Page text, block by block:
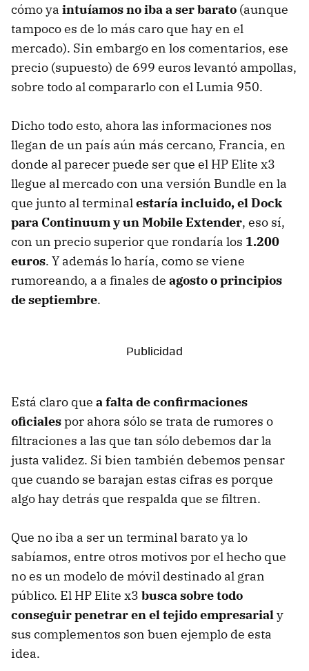
cómo ya intuíamos no iba a ser barato (aunque
tampoco es de lo más caro que hay en el
mercado). Sin embargo en los comentarios, ese
precio (supuesto) de 699 euros levantó ampollas,
sobre todo al compararlo con el Lumia 950.
Dicho todo esto, ahora las informaciones nos
llegan de un país aún más cercano, Francia, en
donde al parecer puede ser que el HP Elite x3
llegue al mercado con una versión Bundle en la
que junto al terminalestaría incluido, el Dock
para Continuum y un Mobile Extender, eso sí,
con un precio superior que rondaría los 1.200
euros. Y además lo haría, como se viene
rumoreando, a a finales de agosto o principios
de septiembre.
Está claro que a falta de confirmaciones
oficialespor ahora sólo se trata de rumores o
filtraciones a las que tan sólo debemos dar la
justa validez. Si bien también debemos pensar
que cuando se barajan estas cifras es porque
algo hay detrás que respalda que se filtren.
Que no iba a ser un terminal barato ya lo
sabíamos, entre otros motivos por el hecho que
no es un modelo de móvil destinado al gran
público. El HP Elite x3 busca sobre todo
conseguir penetrar en el tejido empresarialy
sus complementos son buen ejemplo de esta
idea.